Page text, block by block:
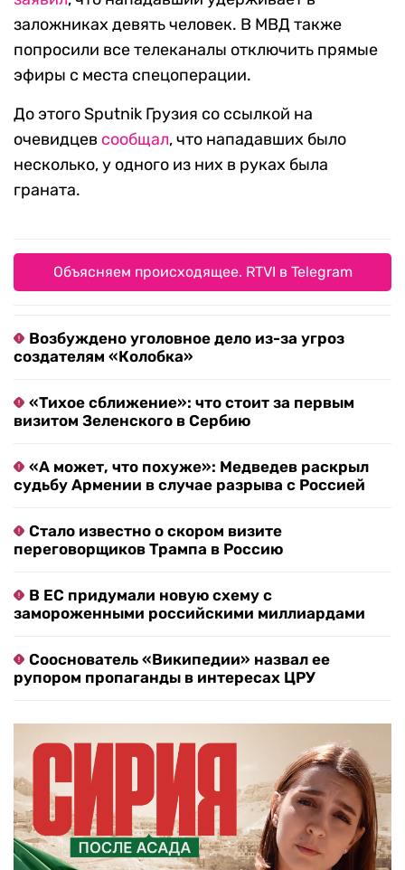
заложниках девять человек. В МВД также
попросили все телеканалы отключить прямые
эфиры с места спецоперации.
До этого Sputnik Грузия со ссылкой на
очевидцев сообщал, что нападавших было
несколько, у одного из них в руках была
граната.
Объясняем происходящее. RTVI в Telegram
Возбуждено уголовное дело из-за угроз
создателям «Колобка»
«Тихое сближение»: что стоит за первым
визитом Зеленского в Сербию
«А может, что похуже»: Медведев раскрыл
судьбу Армении в случае разрыва с Россией
Стало известно о скором визите
переговорщиков Трампа в Россию
В ЕС придумали новую схему с
замороженными российскими миллиардами
Сооснователь «Википедии» назвал ее
рупором пропаганды в интересах ЦРУ